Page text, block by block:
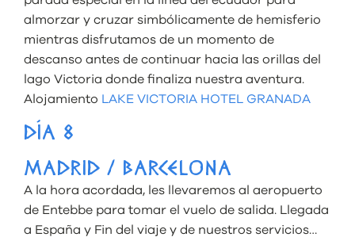
almorzar y cruzar simbólicamente de hemisferio
mientras disfrutamos de un momento de
descanso antes de continuar hacia las orillas del
lago Victoria donde finaliza nuestra aventura.
Alojamiento LAKE VICTORIA HOTEL GRANADA
DÍA 8
MADRID / BARCELONA
A la hora acordada, les llevaremos al aeropuerto
de Entebbe para tomar el vuelo de salida. Llegada
a España y Fin del viaje y de nuestros servicios…